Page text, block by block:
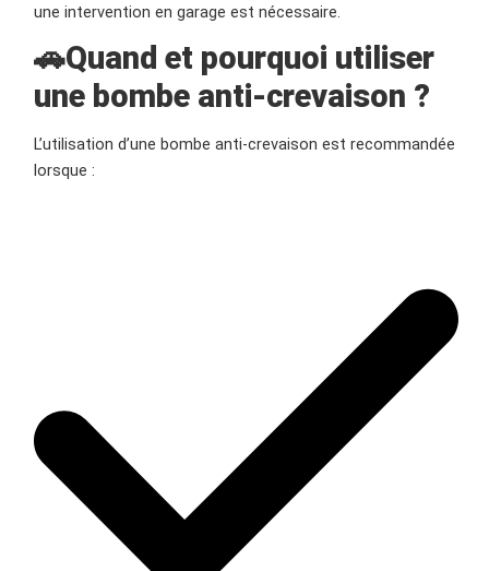
une intervention en garage est nécessaire.
🚗Quand et pourquoi utiliser
une bombe anti-crevaison ?
L’utilisation d’une bombe anti-crevaison est recommandée
lorsque :